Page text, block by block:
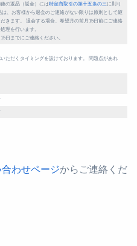
の返品（返金）には特定商取引の第十五条の三に則り
は、お客様から退会のご連絡がない限りは原則として継
きます。
退会する場合、希望月の前月15日前にご連絡
理を行います。
日までにご連絡ください。
ただくタイミングを設けております。
問題点があれ
わせページからご連絡くだ